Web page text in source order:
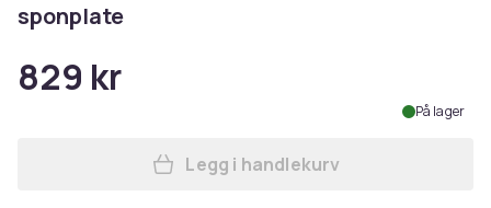
sponplate
829 kr
På lager
Legg vidaXL Gangbenk
Legg i handlekurv